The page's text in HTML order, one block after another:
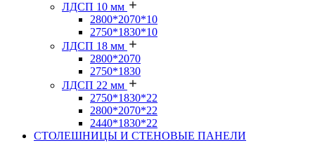
ЛДСП 10 мм
2800*2070*10
2750*1830*10
ЛДСП 18 мм
2800*2070
2750*1830
ЛДСП 22 мм
2750*1830*22
2800*2070*22
2440*1830*22
СТОЛЕШНИЦЫ И СТЕНОВЫЕ ПАНЕЛИ